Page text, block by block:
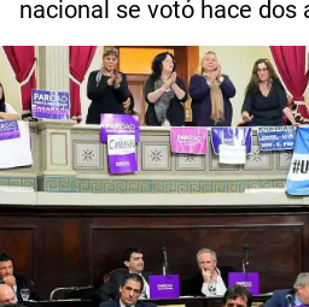
nacional se votó hace dos